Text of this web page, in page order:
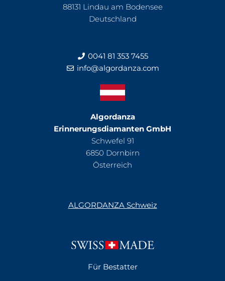
88131 Lindau am Bodensee
Deutschland
0041 81 353 7455
info@algordanza.com
Algordanza
Erinnerungsdiamanten GmbH
Schwefel 91
6850 Dornbirn
Österreich
ALGORDANZA Schweiz
Für Bestatter